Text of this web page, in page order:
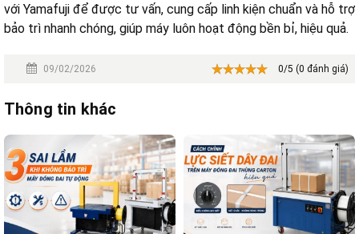
với Yamafuji để được tư vấn, cung cấp linh kiện chuẩn và hỗ trợ
bảo trì nhanh chóng, giúp máy luôn hoạt động bền bỉ, hiệu quả.
09/02/2026 0/5 (0 đánh giá)
Thông tin khác